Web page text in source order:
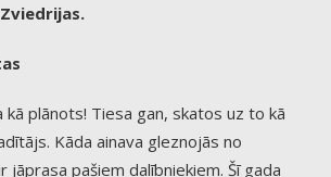
kā plānots! Tiesa gan, skatos uz to kā
Kāda ainava gleznojās no
jāprasa pašiem dalībniekiem. Šī gada